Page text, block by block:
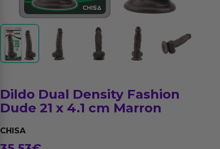
Dildo Dual Density Fashion
Dude 21 x 4.1 cm Marron
CHISA